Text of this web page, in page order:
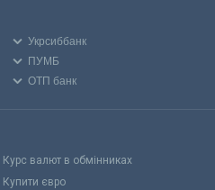
Укрсиббанк
ПУМБ
ОТП банк
Курс валют в обмінниках
Купити євро